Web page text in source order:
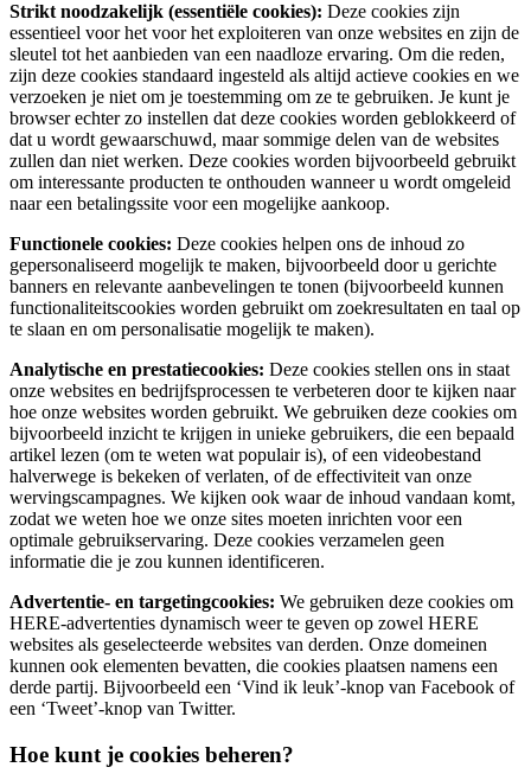
Strikt noodzakelijk (essentiële cookies): Deze cookies zijn
essentieel voor het voor het exploiteren van onze websites en zijn de
sleutel tot het aanbieden van een naadloze ervaring. Om die reden,
zijn deze cookies standaard ingesteld als altijd actieve cookies en we
verzoeken je niet om je toestemming om ze te gebruiken. Je kunt je
browser echter zo instellen dat deze cookies worden geblokkeerd of
dat u wordt gewaarschuwd, maar sommige delen van de websites
zullen dan niet werken. Deze cookies worden bijvoorbeeld gebruikt
om interessante producten te onthouden wanneer u wordt omgeleid
naar een betalingssite voor een mogelijke aankoop.
Functionele cookies: Deze cookies helpen ons de inhoud zo
gepersonaliseerd mogelijk te maken, bijvoorbeeld door u gerichte
banners en relevante aanbevelingen te tonen (bijvoorbeeld kunnen
functionaliteitscookies worden gebruikt om zoekresultaten en taal op
te slaan en om personalisatie mogelijk te maken).
Analytische en prestatiecookies: Deze cookies stellen ons in staat
onze websites en bedrijfsprocessen te verbeteren door te kijken naar
hoe onze websites worden gebruikt. We gebruiken deze cookies om
bijvoorbeeld inzicht te krijgen in unieke gebruikers, die een bepaald
artikel lezen (om te weten wat populair is), of een videobestand
halverwege is bekeken of verlaten, of de effectiviteit van onze
wervingscampagnes. We kijken ook waar de inhoud vandaan komt,
zodat we weten hoe we onze sites moeten inrichten voor een
optimale gebruikservaring. Deze cookies verzamelen geen
informatie die je zou kunnen identificeren.
Advertentie- en targetingcookies: We gebruiken deze cookies om
HERE-advertenties dynamisch weer te geven op zowel HERE
websites als geselecteerde websites van derden. Onze domeinen
kunnen ook elementen bevatten, die cookies plaatsen namens een
derde partij. Bijvoorbeeld een ‘Vind ik leuk’-knop van Facebook of
een ‘Tweet’-knop van Twitter.
Hoe kunt je cookies beheren?